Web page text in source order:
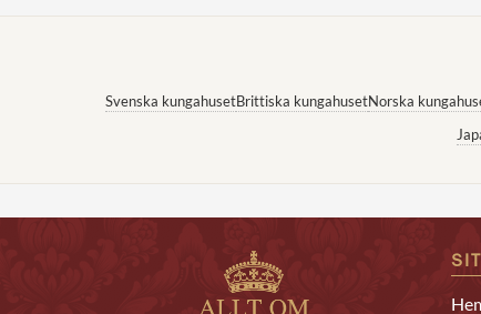
Svenska kungahusetBrittiska kungahusetNorska